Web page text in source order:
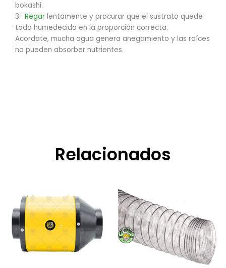
bokashi.
3- Regar lentamente y procurar que el sustrato quede
todo humedecido en la proporción correcta.
Acordate, mucha agua genera anegamiento y las raíces
no pueden absorber nutrientes.
Relacionados
desde
$117.300,00
hasta
$130.500,00
tiene
múltiples
variantes.
Las
opciones
hasta
$34.300,00
Las
se